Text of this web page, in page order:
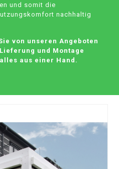
und somit die
nachhaltig
von unseren Angeboten
und Montage
aus einer Hand.